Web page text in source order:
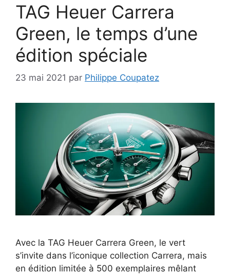
TAG Heuer Carrera
Green, le temps d’une
édition spéciale
23 mai 2021 par Philippe Coupatez
Avec la TAG Heuer Carrera Green, le vert
s’invite dans l’iconique collection Carrera, mais
en édition limitée à 500 exemplaires mêlant